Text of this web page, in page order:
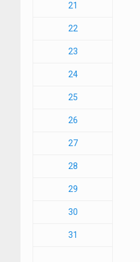
21
22
23
24
25
26
27
28
29
30
31